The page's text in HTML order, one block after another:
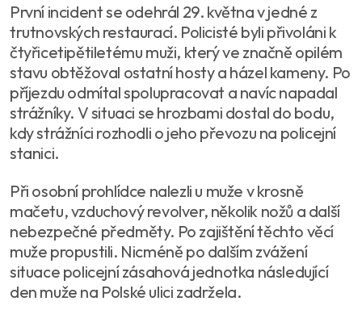
První incident se odehrál 29. května v jedné z
trutnovských restaurací. Policisté byli přivoláni k
čtyřicetipětiletému muži, který ve značně opilém
stavu obtěžoval ostatní hosty a házel kameny. Po
příjezdu odmítal spolupracovat a navíc napadal
strážníky. V situaci se hrozbami dostal do bodu,
kdy strážníci rozhodli o jeho převozu na policejní
stanici.
Při osobní prohlídce nalezli u muže v krosně
mačetu, vzduchový revolver, několik nožů a další
nebezpečné předměty. Po zajištění těchto věcí
muže propustili. Nicméně po dalším zvážení
situace policejní zásahová jednotka následující
den muže na Polské ulici zadržela.